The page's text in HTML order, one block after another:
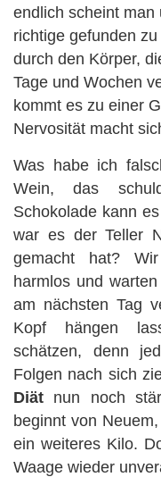
endlich scheint man
richtige gefunden
durch den Körper,
Tage und Wochen
kommt es zu einer
Nervosität macht
Was habe ich
Wein, das
Schokolade kann
war es der Teller
gemacht hat?
harmlos und
am nächsten Tag
Kopf hängen
schätzen, denn
Folgen nach sich
Diät nun noch
beginnt von
ein weiteres Kilo.
Waage wieder